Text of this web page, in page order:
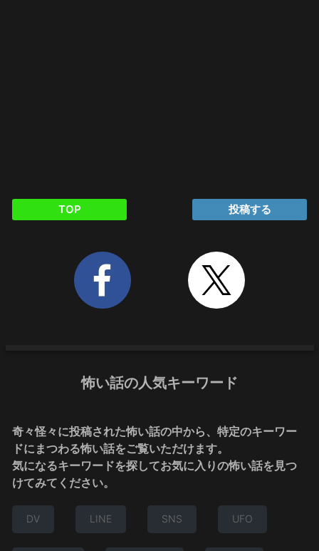
TOP 投稿する
怖い話の人気キーワード
奇々怪々に投稿された怖い話の中から、特定のキーワー
ドにまつわる怖い話をご覧いただけます。
気になるキーワードを探してお気に入りの怖い話を見つ
けてみてください。
DV LINE SNS UFO